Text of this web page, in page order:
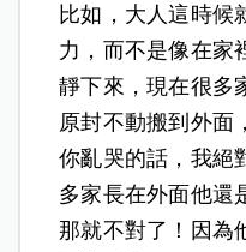
比如，大人這時候
力，而不是像在家
靜下來，現在很多
原封不動搬到外面
你亂哭的話，我絕
多家長在外面他還
那就不對了！因為